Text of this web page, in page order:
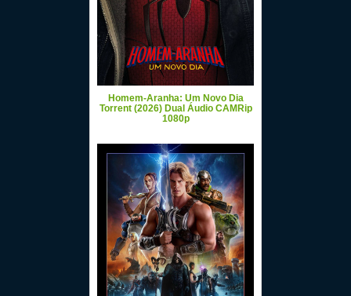
Homem-Aranha: Um Novo Dia
Torrent (2026) Dual Áudio CAMRip
1080p